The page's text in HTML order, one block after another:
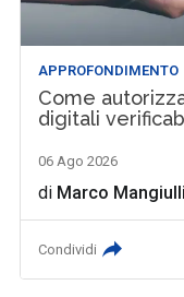
APPROFONDIMENTO
Come
digitali
06 Ago 2026
di Marco Mangiulli
Condividi